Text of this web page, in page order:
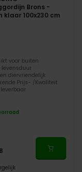
Brons -
klaar 100x230 cm
voor buiten
levensduur
diervriendelijk
Prijs- /Kwaliteit